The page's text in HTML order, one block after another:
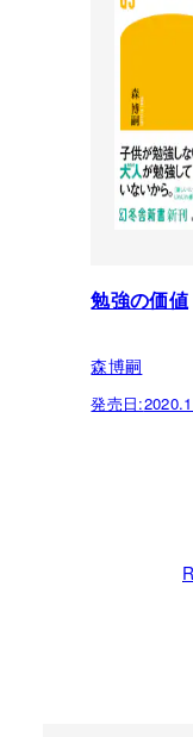
勉強の価値
森博嗣
発売日: